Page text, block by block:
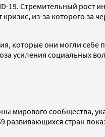
19. Стремительный рост
из-за которого за
которые они могли себе
усиления социальных
мирового сообщества,
стран